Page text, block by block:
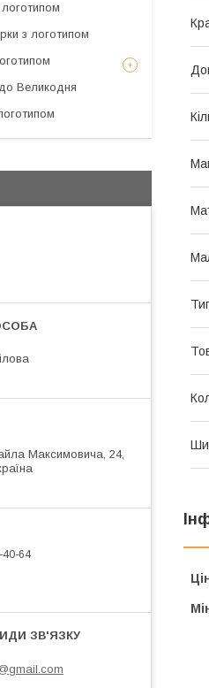
з логотипом
Великодня
Максимовича, 24,
40-64